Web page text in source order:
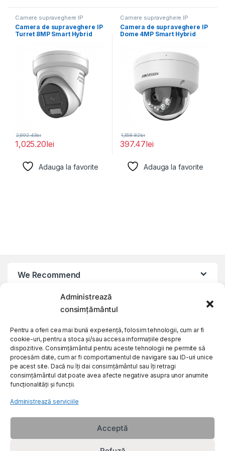
Administrează
consimțământul
Pentru a oferi cea mai bună experiență, folosim tehnologii, cum ar fi
cookie-uri, pentru a stoca și/sau accesa informațiile despre
dispozitive. Consimțământul pentru aceste tehnologii ne permite să
procesăm date, cum ar fi comportamentul de navigare sau ID-uri unice
pe acest site. Dacă nu îți dai consimțământul sau îți retragi
consimțământul dat poate avea afecte negative asupra unor anumite
funcționalități și funcții.
Administrează serviciile
Acceptă
Camere supraveghere IP
Camera de supraveghere IP
Turret 8MP Smart Hybrid
1,025.20lei
2,692.43lei
Adauga la favorite
Camere supraveghere IP
Camera de supraveghere IP
Dome 4MP Smart Hybrid
397.47lei
1,358.82lei
Adauga la favorite
We Recommend
Customer Care
About Us